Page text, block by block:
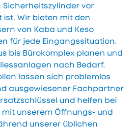
vor
Wir bieten mit den
von Kaba und Keso
für jede Eingangssituation.
bis Bürokomplex planen und
nach Bedarf.
lassen sich problemlos
ausgewiesener Fachpartner
und helfen bei
unserem Öffnungs- und
unserer üblichen